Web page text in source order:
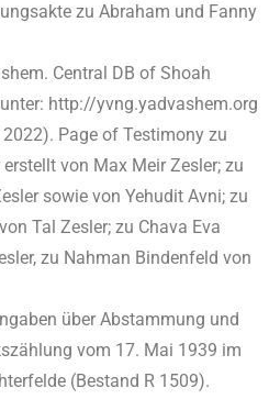
zu Abraham und Fanny
Central DB of Shoah
http://yvng.yadvashem.org
Page of Testimony zu
von Max Meir Zesler; zu
sowie von Yehudit Avni; zu
Tal Zesler; zu Chava Eva
zu Nahman Bindenfeld von
über Abstammung und
vom 17. Mai 1939 im
(Bestand R 1509).